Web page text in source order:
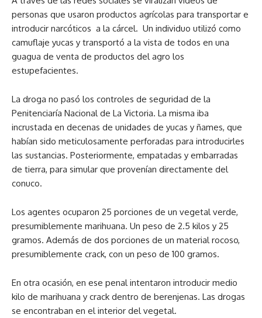
personas que usaron productos agrícolas para transportar e
introducir narcóticos a la cárcel. Un individuo utilizó como
camuflaje yucas y transportó a la vista de todos en una
guagua de venta de productos del agro los
estupefacientes.
La droga no pasó los controles de seguridad de la
Penitenciaría Nacional de La Victoria. La misma iba
incrustada en decenas de unidades de yucas y ñames, que
habían sido meticulosamente perforadas para introducirles
las sustancias. Posteriormente, empatadas y embarradas
de tierra, para simular que provenían directamente del
conuco.
Los agentes ocuparon 25 porciones de un vegetal verde,
presumiblemente marihuana. Un peso de 2.5 kilos y 25
gramos. Además de dos porciones de un material rocoso,
presumiblemente crack, con un peso de 100 gramos.
En otra ocasión, en ese penal intentaron introducir medio
kilo de marihuana y crack dentro de berenjenas. Las drogas
se encontraban en el interior del vegetal.